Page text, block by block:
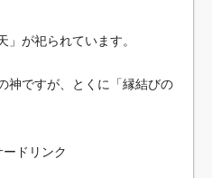
」が祀られています。
神ですが、とくに「縁結びの
ードリンク